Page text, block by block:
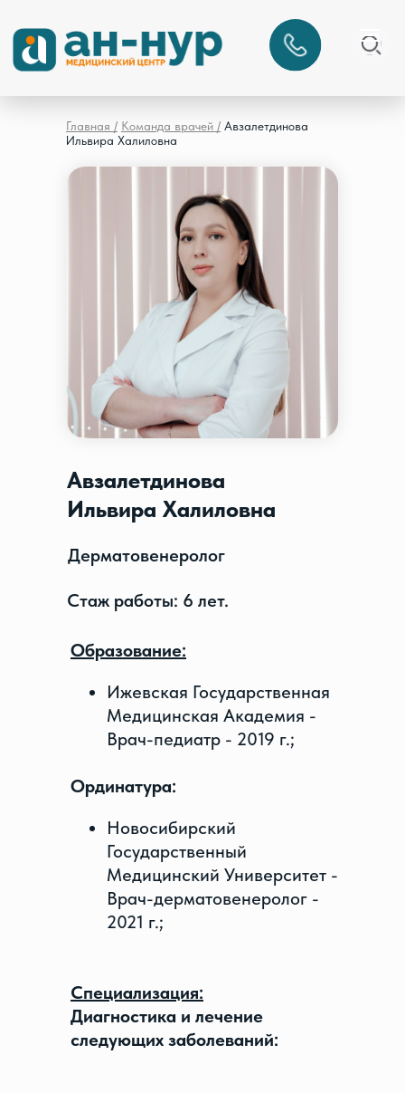
Авзалетдинова
Ильвира Халиловна
Дерматовенеролог
Стаж работы: 6 лет.
Образование:
Ижевская Государственная
Медицинская Академия -
Врач-педиатр - 2019 г.;
Ординатура:
Новосибирский
Государственный
Медицинский Университет -
Врач-дерматовенеролог -
2021 г.;
Специализация:
Диагностика и лечение
следующих заболеваний:
Главная / Команда врачей / Авзалетдинова
Ильвира Халиловна